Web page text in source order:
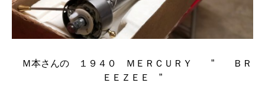
Ｍ本さんの １９４０ ＭＥＲＣＵＲＹ ” ＢＲ
ＥＥＺＥＥ ”